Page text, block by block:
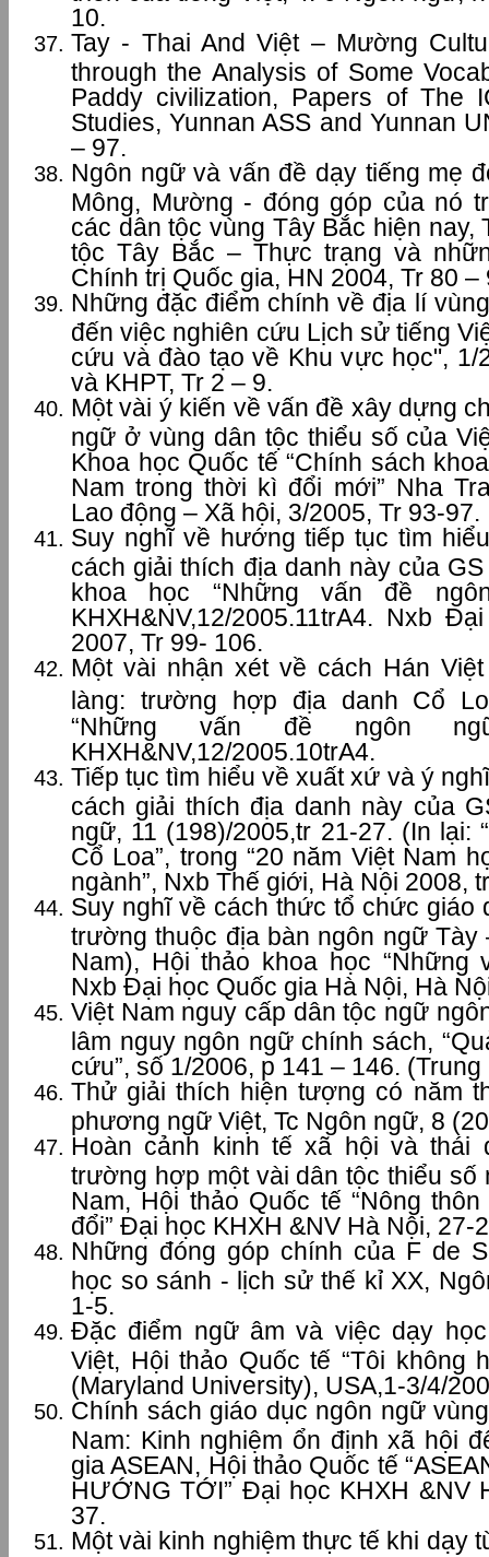
10.
Tay - Thai And Việt – Mường
through the Analysis of Some
Paddy civilization, Papers of The
Studies, Yunnan ASS and Yunnan
– 97.
Ngôn ngữ và vấn đề dạy tiếng mẹ
Mông, Mường - đóng góp của nó
các dân tộc vùng Tây Bắc hiện nay,
tộc Tây Bắc – Thực trạng và
Chính trị Quốc gia, HN 2004, Tr 80 –
Những đặc điểm chính về địa lí
đến việc nghiên cứu Lịch sử tiếng
cứu và đào tạo về Khu vực học", 1/
và KHPT, Tr 2 – 9.
Một vài ý kiến về vấn đề xây dựng
ngữ ở vùng dân tộc thiểu số của
Khoa học Quốc tế “Chính sách
Nam trong thời kì đổi mới” Nha
Lao động – Xã hội, 3/2005, Tr 93-97.
Suy nghĩ về hướng tiếp tục tìm
cách giải thích địa danh này của
khoa học “Những vấn đề
KHXH&NV,12/2005.11trA4. Nxb
2007, Tr 99- 106.
Một vài nhận xét về cách Hán
làng: trường hợp địa danh Cổ
“Những vấn đề ngôn
KHXH&NV,12/2005.10trA4.
Tiếp tục tìm hiểu về xuất xứ và ý
cách giải thích địa danh này của
ngữ, 11 (198)/2005,tr 21-27. (In lại:
Cổ Loa”, trong “20 năm Việt Nam
ngành”, Nxb Thế giới, Hà Nội 2008,
Suy nghĩ về cách thức tổ chức giáo
trường thuộc địa bàn ngôn ngữ Tày
Nam), Hội thảo khoa học “Những
Nxb Đại học Quốc gia Hà Nội, Hà
Việt Nam nguy cấp dân tộc ngữ
lâm nguy ngôn ngữ chính sách,
cứu”, số 1/2006, p 141 – 146. (Trung
Thử giải thích hiện tượng có năm
phương ngữ Việt, Tc Ngôn ngữ, 8
Hoàn cảnh kinh tế xã hội và thái
trường hợp một vài dân tộc thiểu số
Nam, Hội thảo Quốc tế “Nông
đổi” Đại học KHXH &NV Hà Nội, 27-
Những đóng góp chính của F de
học so sánh - lịch sử thế kỉ XX,
1-5.
Đặc điểm ngữ âm và việc dạy
Việt, Hội thảo Quốc tế “Tôi không
(Maryland University), USA,1-3/4/
Chính sách giáo dục ngôn ngữ
Nam: Kinh nghiệm ổn định xã hội
gia ASEAN, Hội thảo Quốc tế
HƯỚNG TỚI” Đại học KHXH &NV
37.
Một vài kinh nghiệm thực tế khi dạy